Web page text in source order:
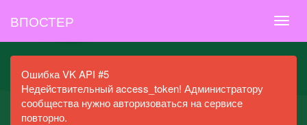
ВПОСТЕР
Ошибка VK API #5
Недействительный access_token! Администратору
сообщества нужно авторизоваться на сервисе
повторно.